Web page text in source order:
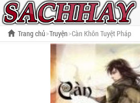
Trang chủ Truyện Càn Khôn Tuyệt Pháp